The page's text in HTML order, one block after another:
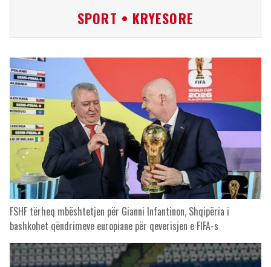
SPORT • KRYESORE
FSHF tërheq mbështetjen për Gianni Infantinon, Shqipëria i
bashkohet qëndrimeve europiane për qeverisjen e FIFA-s